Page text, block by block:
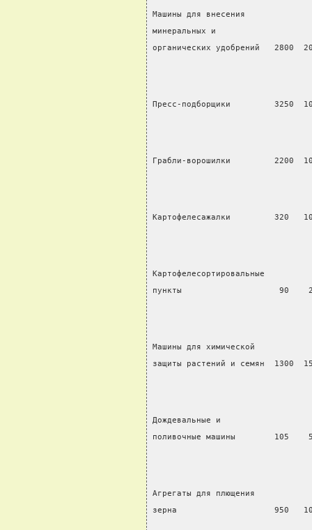
Машины для внесения
минеральных и
органических удобрений
Пресс-подборщики         3250
Грабли-ворошилки         2200
Картофелесажалки
Картофелесортировальные
пункты                    90
Машины для химической
защиты растений и семян
Дождевальные и
поливочные машины
Агрегаты для плющения
зерна                    950